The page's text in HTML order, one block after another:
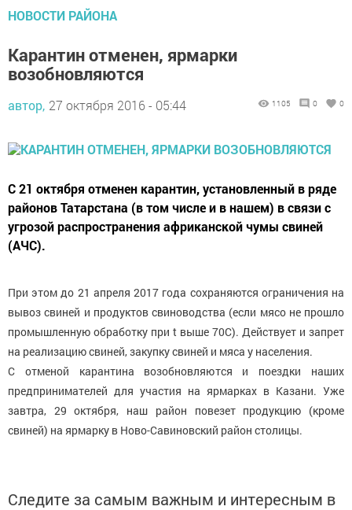
НОВОСТИ РАЙОНА
Карантин отменен, ярмарки
возобновляются
автор, 27 октября 2016 - 05:44 1105 0 0
С 21 октября отменен карантин, установленный в ряде
районов Татарстана (в том числе и в нашем) в связи с
угрозой распространения африканской чумы свиней
(АЧС).
При этом до 21 апреля 2017 года сохраняются ограничения на
вывоз свиней и продуктов свиноводства (если мясо не прошло
промышленную обработку при t выше 70С). Действует и запрет
на реализацию свиней, закупку свиней и мяса у населения.
С отменой карантина возобновляются и поездки наших
предпринимателей для участия на ярмарках в Казани. Уже
завтра, 29 октября, наш район повезет продукцию (кроме
свиней) на ярмарку в Ново-Савиновский район столицы.
Следите за самым важным и интересным в